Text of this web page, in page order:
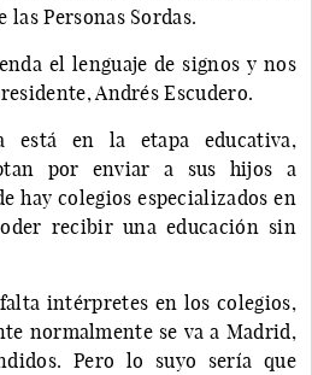
Personas Sordas.
el lenguaje de signos y nos
Andrés Escudero.
está en la etapa educativa,
por enviar a sus hijos a
hay colegios especializados en
recibir una educación sin
intérpretes en los colegios,
normalmente se va a Madrid,
Pero lo suyo sería que